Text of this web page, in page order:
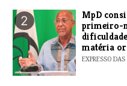
2
MpD
primeiro-
matéria
EXPRESSO